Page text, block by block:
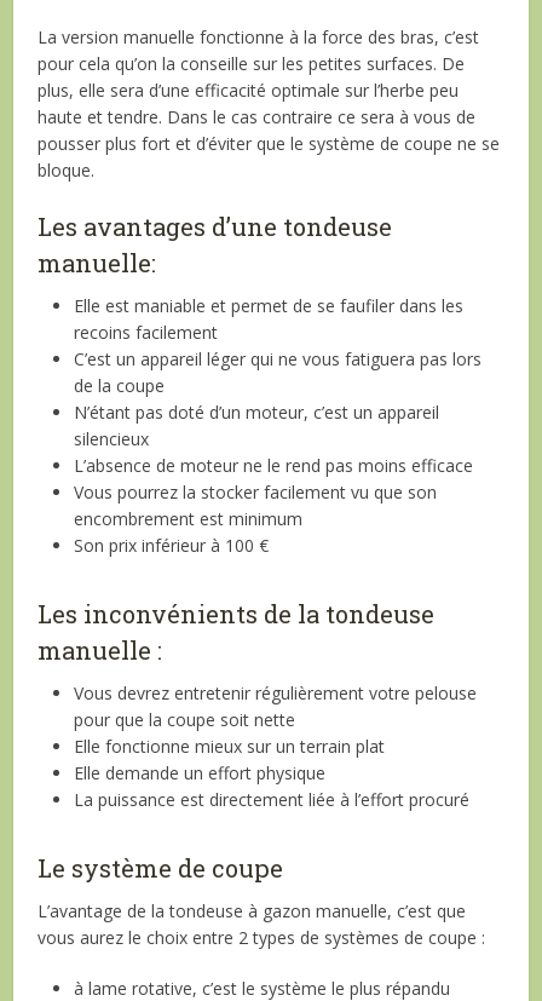
La version manuelle fonctionne à la force des bras, c’est
pour cela qu’on la conseille sur les petites surfaces. De
plus, elle sera d’une efficacité optimale sur l’herbe peu
haute et tendre. Dans le cas contraire ce sera à vous de
pousser plus fort et d’éviter que le système de coupe ne se
bloque.
Les avantages d’une tondeuse
manuelle:
Elle est maniable et permet de se faufiler dans les
recoins facilement
C’est un appareil léger qui ne vous fatiguera pas lors
de la coupe
N’étant pas doté d’un moteur, c’est un appareil
silencieux
L’absence de moteur ne le rend pas moins efficace
Vous pourrez la stocker facilement vu que son
encombrement est minimum
Son prix inférieur à 100 €
Les inconvénients de la tondeuse
manuelle :
Vous devrez entretenir régulièrement votre pelouse
pour que la coupe soit nette
Elle fonctionne mieux sur un terrain plat
Elle demande un effort physique
La puissance est directement liée à l’effort procuré
Le système de coupe
L’avantage de la tondeuse à gazon manuelle, c’est que
vous aurez le choix entre 2 types de systèmes de coupe :
à lame rotative, c’est le système le plus répandu